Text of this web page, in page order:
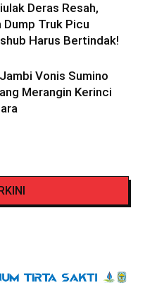
Deras Resah,
Truk Picu
Harus Bertindak!
Vonis Sumino
Merangin Kerinci
Iglesias di Gunung
Segelas